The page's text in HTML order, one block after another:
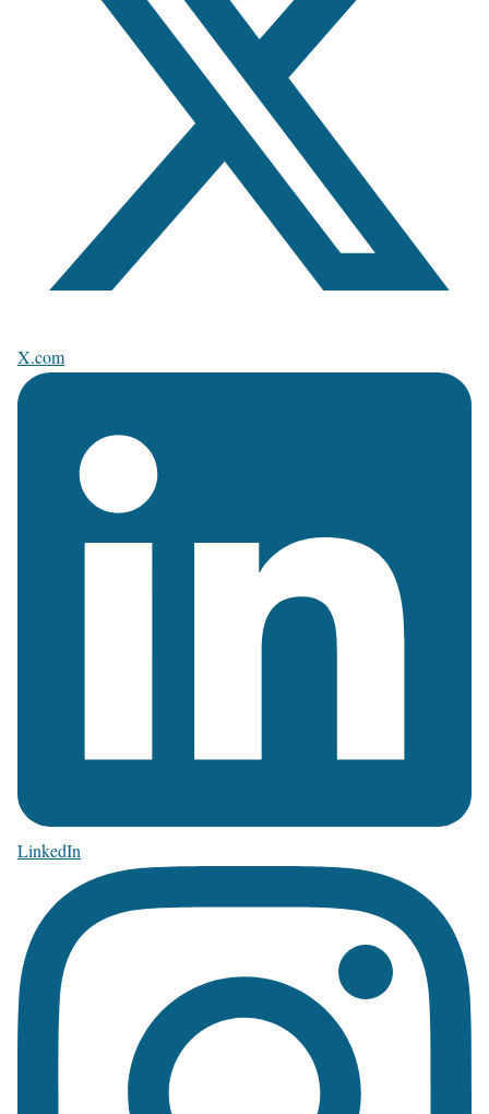
X.com
LinkedIn